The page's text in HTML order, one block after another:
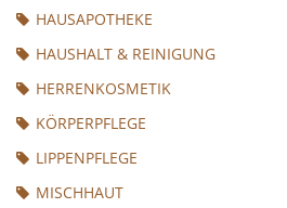
HAUSAPOTHEKE
HAUSHALT & REINIGUNG
HERRENKOSMETIK
KÖRPERPFLEGE
LIPPENPFLEGE
MISCHHAUT